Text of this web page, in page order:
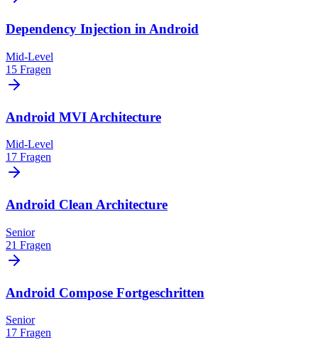
Dependency Injection in Android
Mid-Level
15 Fragen
Android MVI Architecture
Mid-Level
17 Fragen
Android Clean Architecture
Senior
21 Fragen
Android Compose Fortgeschritten
Senior
17 Fragen